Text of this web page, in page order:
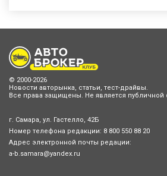
© 2000-2026
Новости авторынка, статьи, тест-драйвы.
Все права защищены. Не является публичной
г. Самара, ул. Гастелло, 42Б
Номер телефона редакции: 8 800 550 88 20
Адрес электронной почты редации:
a-b.samara@yandex.ru